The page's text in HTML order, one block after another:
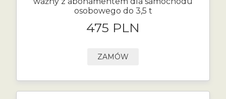
osobowego do 3,5 t
475 PLN
ZAMÓW